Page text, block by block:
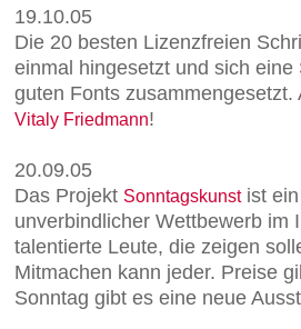
19.10.05
Die 20 besten Lizenzfreien
einmal hingesetzt und sich
guten Fonts
Vitaly Friedmann!
20.09.05
Das Projekt Sonntagskunstist ein
unverbindlicher Wettbewerb im
talentierte Leute, die zeigen
Mitmachen kann jeder. Preise
Sonntag gibt es eine neue